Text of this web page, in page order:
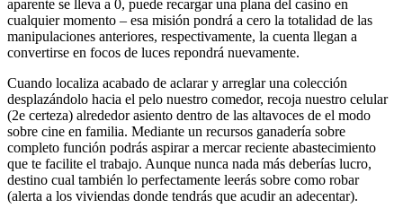
aparente se lleva a 0, puede recargar una plana del casino en
cualquier momento – esa misión pondrá a cero la totalidad de las
manipulaciones anteriores, respectivamente, la cuenta llegan a
convertirse en focos de luces repondrá nuevamente.
Cuando localiza acabado de aclarar y arreglar una colección
desplazándolo hacia el pelo nuestro comedor, recoja nuestro celular
(2e certeza) alrededor asiento dentro de las altavoces de el modo
sobre cine en familia. Mediante un recursos ganadería sobre
completo función podrás aspirar a mercar reciente abastecimiento
que te facilite el trabajo. Aunque nunca nada más deberías lucro,
destino cual también lo perfectamente leerás sobre como robar
(alerta a los viviendas donde tendrás que acudir an adecentar).